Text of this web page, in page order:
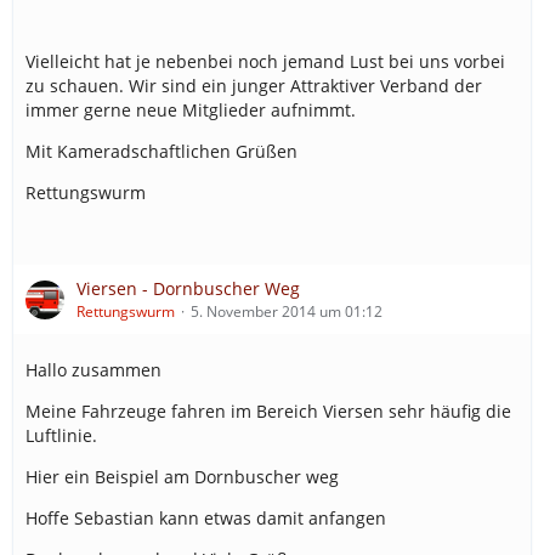
Vielleicht hat je nebenbei noch jemand Lust bei uns vorbei
zu schauen. Wir sind ein junger Attraktiver Verband der
immer gerne neue Mitglieder aufnimmt.
Mit Kameradschaftlichen Grüßen
Rettungswurm
Viersen - Dornbuscher Weg
Rettungswurm 5. November 2014 um 01:12
Hallo zusammen
Meine Fahrzeuge fahren im Bereich Viersen sehr häufig die
Luftlinie.
Hier ein Beispiel am Dornbuscher weg
Hoffe Sebastian kann etwas damit anfangen